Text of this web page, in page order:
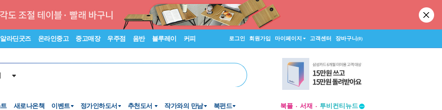
알라딘굿즈 온라인중고 중고매장 우주점 음반 블루레이 커피 로그인 회원가입 마이페이지 고객센터 장바구니(0)
새로나온책 이벤트 정가인하도서 추천도서 작가와의 만남 북펀드 북플 서재
투비컨티뉴드